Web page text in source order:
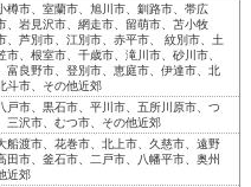
樽市、室蘭市、旭川市、釧路市、帯広
、岩見沢市、網走市、留萌市、苫小牧
、芦別市、江別市、赤平市、 紋別市、土
市、根室市、千歳市、滝川市、砂川市、
富良野市、登別市、恵庭市、伊達市、北
斗市、その他近郊
戸市、黒石市、平川市、五所川原市、つ
三沢市、むつ市、その他近郊
船渡市、花巻市、北上市、久慈市、遠野
田市、釜石市、二戸市、八幡平市、奥州
近郊